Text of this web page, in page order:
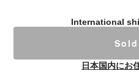
International
日本国内にお